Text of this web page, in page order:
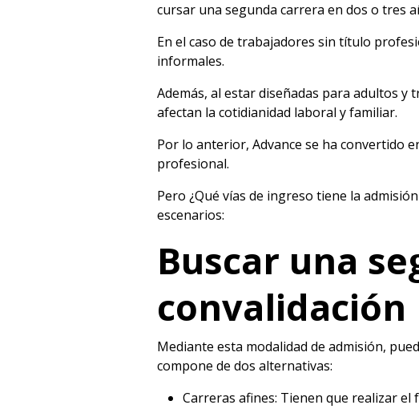
cursar una segunda carrera en dos o tres
En el caso de trabajadores sin título
informales.
Además, al estar diseñadas para adultos
afectan la cotidianidad laboral y familiar.
Por lo anterior, Advance se ha convertido
profesional.
Pero ¿Qué vías de ingreso tiene la
escenarios:
Buscar una
convalidación
Mediante esta modalidad de admisión,
compone de dos alternativas:
Carreras afines: Tienen que realizar